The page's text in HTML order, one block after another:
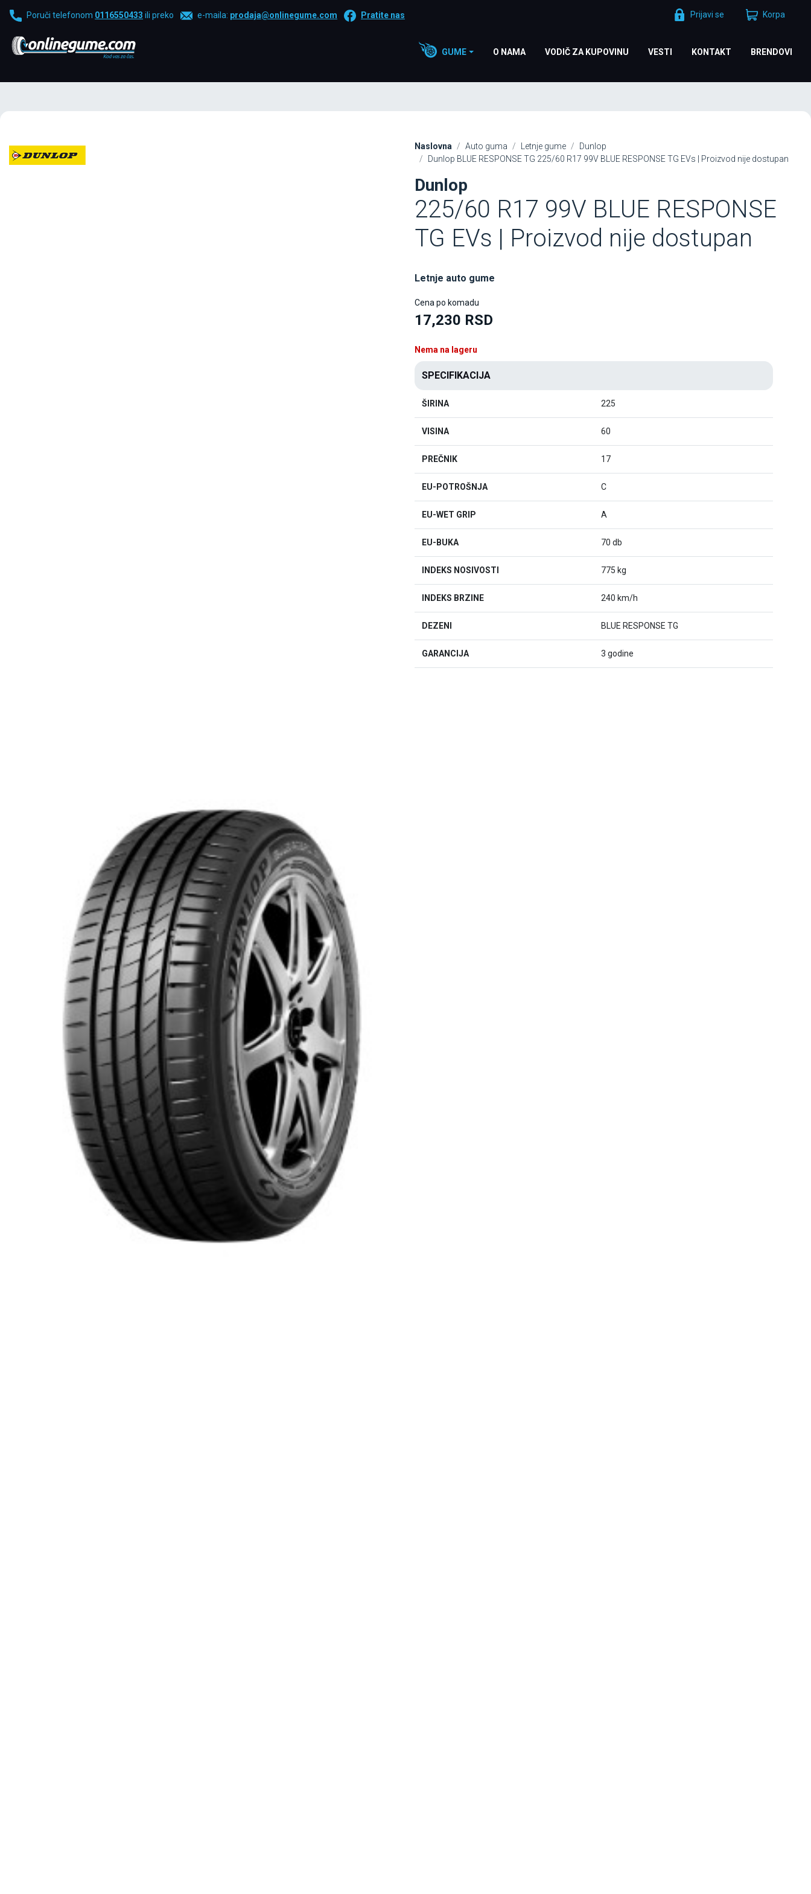
Poruči telefonom 0116550433 ili preko e-maila: prodaja@onlinegume.com Pratite nas Prijavi se Korpa
GUME O NAMA VODIČ ZA KUPOVINU VESTI KONTAKT BRENDOVI
Naslovna Auto guma Letnje gume
Dunlop
Dunlop BLUE RESPONSE TG 225/60 R17 99V BLUE RESPONSE TG EVs | Proizvod nije dostupan
Dunlop
225/60 R17 99V BLUE RESPONSE
TG EVs | Proizvod nije dostupan
Letnje auto gume
Cena po komadu
17,230 RSD
Nema na lageru
SPECIFIKACIJA
ŠIRINA 225
VISINA 60
PREČNIK 17
EU-POTROŠNJA C
EU-WET GRIP A
EU-BUKA 70 db
INDEKS NOSIVOSTI 775 kg
INDEKS BRZINE 240 km/h
DEZENI BLUE RESPONSE TG
GARANCIJA 3 godine